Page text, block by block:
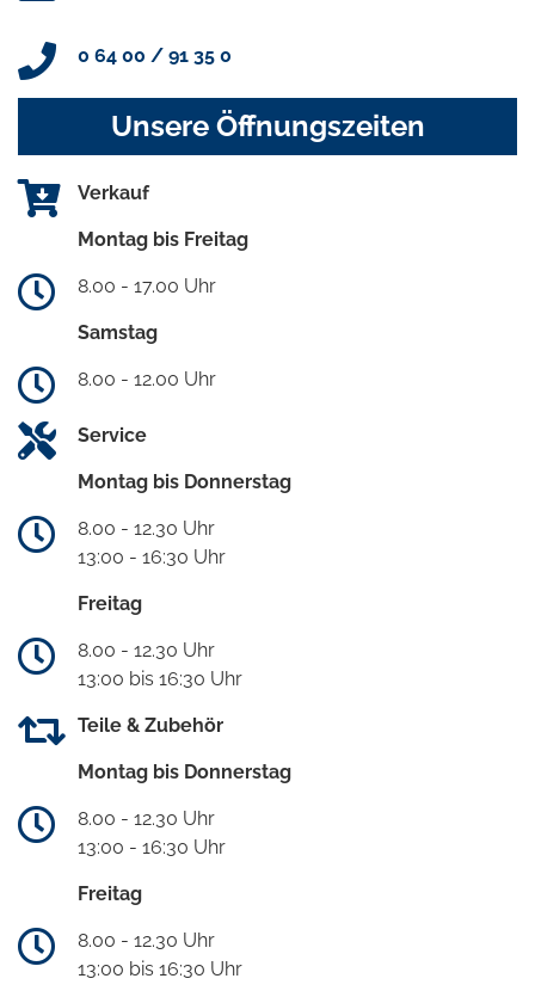
0 64 00 / 91 35 0
Unsere Öffnungszeiten
Verkauf
Montag bis Freitag
8.00 - 17.00 Uhr
Samstag
8.00 - 12.00 Uhr
Service
Montag bis Donnerstag
8.00 - 12.30 Uhr
13:00 - 16:30 Uhr
Freitag
8.00 - 12.30 Uhr
13:00 bis 16:30 Uhr
Teile & Zubehör
Montag bis Donnerstag
8.00 - 12.30 Uhr
13:00 - 16:30 Uhr
Freitag
8.00 - 12.30 Uhr
13:00 bis 16:30 Uhr